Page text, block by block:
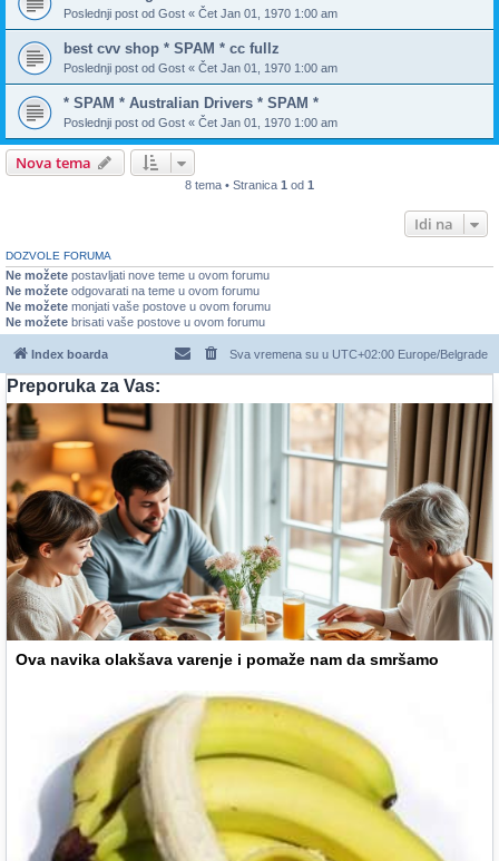
Poslednji post od Gost « Čet Jan 01, 1970 1:00 am
best cvv shop * SPAM * cc fullz
Poslednji post od Gost « Čet Jan 01, 1970 1:00 am
* SPAM * Australian Drivers * SPAM *
Poslednji post od Gost « Čet Jan 01, 1970 1:00 am
Nova tema
8 tema • Stranica 1 od 1
Idi na
DOZVOLE FORUMA
Ne možete postavljati nove teme u ovom forumu
Ne možete odgovarati na teme u ovom forumu
Ne možete monjati vaše postove u ovom forumu
Ne možete brisati vaše postove u ovom forumu
Index boarda Sva vremena su u UTC+02:00 Europe/Belgrade
Preporuka za Vas:
Ova navika olakšava varenje i pomaže nam da smršamo